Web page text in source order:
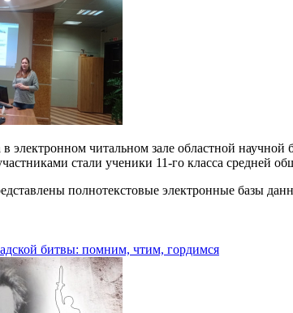
в электронном читальном зале областной
стали ученики 11-го класса средней
полнотекстовые электронные базы
битвы: помним, чтим, гордимся